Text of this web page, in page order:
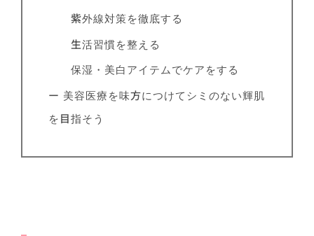
紫外線対策を徹底する
生活習慣を整える
保湿・美白アイテムでケアをする
ー 美容医療を味方につけてシミのない輝肌
を目指そう